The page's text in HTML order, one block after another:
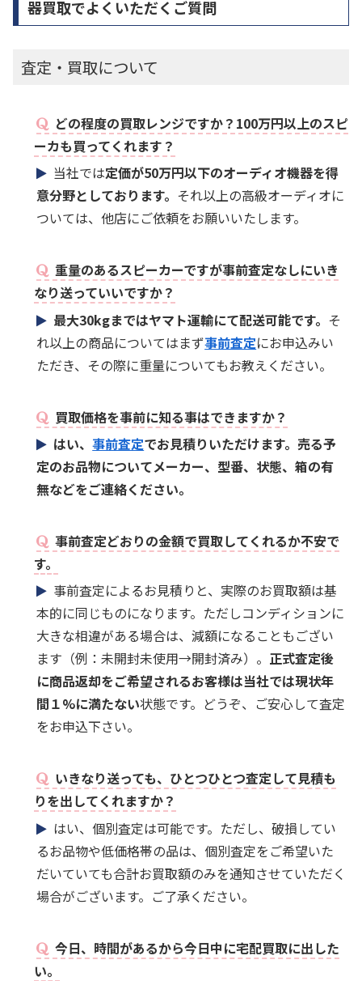
器買取でよくいただくご質問
査定・買取について
どの程度の買取レンジですか？100万円以上のスピ
ーカも買ってくれます？
当社では定価が50万円以下のオーディオ機器を得
意分野としております。 それ以上の高級オーディオに
ついては、他店にご依頼をお願いいたします。
重量のあるスピーカーですが事前査定なしにいき
なり送っていいですか？
最大30kgまではヤマト運輸にて配送可能です。 そ
れ以上の商品についてはまず事前査定にお申込みい
ただき、その際に重量についてもお教えください。
買取価格を事前に知る事はできますか？
はい、事前査定でお見積りいただけます。売る予
定のお品物についてメーカー、型番、状態、箱の有
無などをご連絡ください。
事前査定どおりの金額で買取してくれるか不安で
す。
事前査定によるお見積りと、実際のお買取額は基
本的に同じものになります。ただしコンディションに
大きな相違がある場合は、減額になることもござい
ます（例：未開封未使用→開封済み）。 正式査定後
に商品返却をご希望されるお客様は当社では現状年
間１%に満たない状態です。どうぞ、ご安心して査定
をお申込下さい。
いきなり送っても、ひとつひとつ査定して見積も
りを出してくれますか？
はい、個別査定は可能です。ただし、破損してい
るお品物や低価格帯の品は、個別査定をご希望いた
だいていても合計お買取額のみを通知させていただく
場合がございます。ご了承ください。
今日、時間があるから今日中に宅配買取に出した
い。